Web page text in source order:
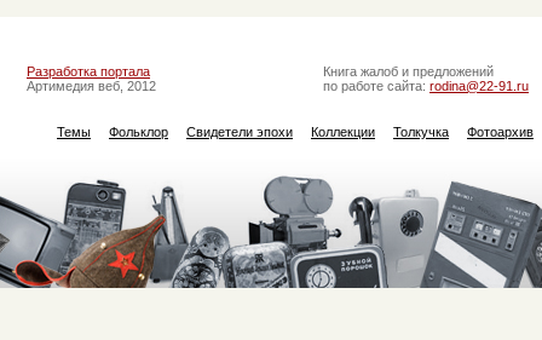
Разработка портала
Артимедия веб, 2012
Книга жалоб и предложений
по работе сайта: rodina@22-91.ru
Темы Фольклор Свидетели эпохи Коллекции Толкучка Фотоархив